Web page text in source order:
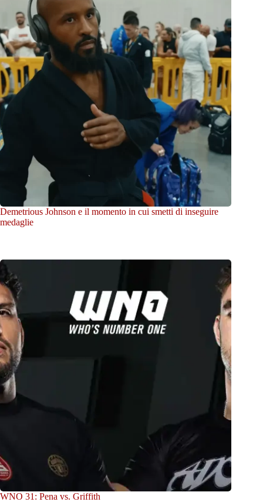
Demetrious Johnson e il momento in cui smetti di inseguire
medaglie
WNO 31: Pena vs. Griffith